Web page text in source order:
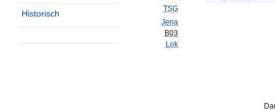
Historisch
TSG
Jena
B03
Lok